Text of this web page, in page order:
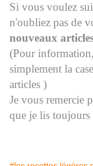
Si vous voulez
n'oubliez pas de
nouveaux
(Pour
simplement la
articles )
Je vous remercie
que je lis toujours